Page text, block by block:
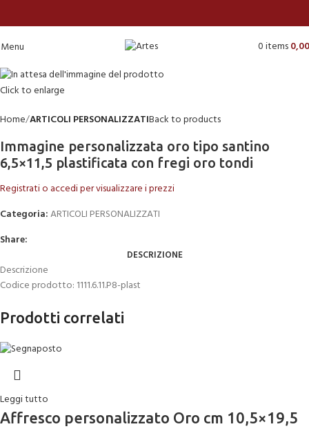
Menu 0items0,00
Click to enlarge
Home ARTICOLI PERSONALIZZATIBack to products
Immagine personalizzata oro tipo santino
6,5×11,5 plastificata con fregi oro tondi
Registrati o accedi per visualizzare i prezzi
Categoria:ARTICOLI PERSONALIZZATI
Share:
DESCRIZIONE
Descrizione
Codice prodotto: 1111.6.11.P8-plast
Prodotti correlati
Leggi tutto
Affresco personalizzato Oro cm 10,5×19,5